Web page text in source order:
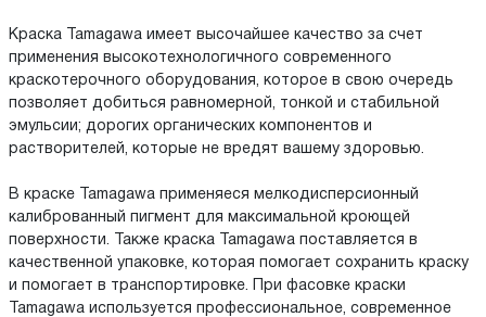
Краска Tamagawa имеет высочайшее качество за счет
применения высокотехнологичного современного
краскотерочного оборудования, которое в свою очередь
позволяет добиться равномерной, тонкой и стабильной
эмульсии; дорогих органических компонентов и
растворителей, которые не вредят вашему здоровью.
В краске Tamagawa применяеся мелкодисперсионный
калиброванный пигмент для максимальной кроющей
поверхности. Также краска Tamagawa поставляется в
качественной упаковке, которая помогает сохранить краску
и помогает в транспортировке. При фасовке краски
Tamagawa используется профессиональное, современное